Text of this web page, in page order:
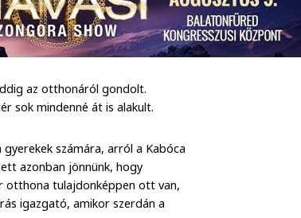
az otthonáról gondolt.
sok mindenné át is alakult.
számára, arról a Kabóca
azonban jönnünk, hogy
otthona tulajdonképpen ott van,
igazgató, amikor szerdán a